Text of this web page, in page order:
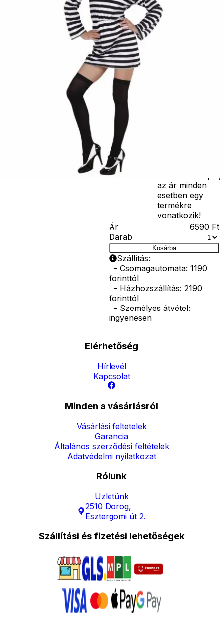
Egyéb
kedves
vásárlóinkat,
a jelmezek nem
az ár minden
esetben egy
termékre
vonatkozik!
Ár
6590 Ft
Darab
Kosárba
Szállítás:
- Csomagautomata: 1190
forinttól
- Házhozszállítás: 2190
forinttól
- Személyes átvétel:
ingyenesen
Elérhetőség
Hírlevél
Kapcsolat
Minden a vásárlásról
Vásárlási feltetelek
Garancia
Általános szerződési feltételek
Adatvédelmi nyilatkozat
Rólunk
Üzletünk
2510 Dorog,
Esztergomi út 2.
Szállítási és fizetési lehetőségek